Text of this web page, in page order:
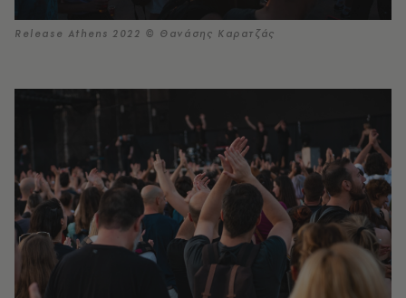
Release Athens 2022 © Θανάσης Καρατζάς